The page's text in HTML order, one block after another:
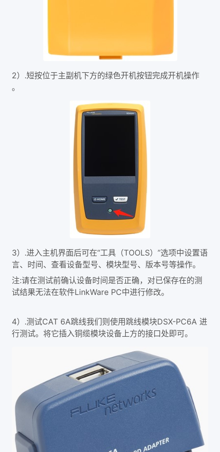
2）.短按位于主副机下方的绿色开机按钮完成开机操作
。
3）.进入主机界面后可在“工具（TOOLS）”选项中设置语
言、时间、查看设备型号、模块型号、版本号等操作。
注:请在测试前确认设备时间是否正确，对已保存在的测
试结果无法在软件LinkWare PC中进行修改。
4）.测试CAT 6A跳线我们则使用跳线模块DSX-PC6A 进
行测试。将它插入铜缆模块设备上方的接口处即可。